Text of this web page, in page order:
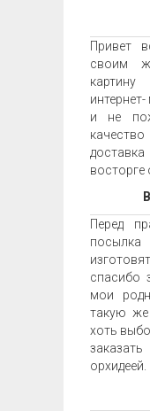
Привет
своим
и не
восторге
Перед
спасибо
мои
такую же
хоть
орхидеей.